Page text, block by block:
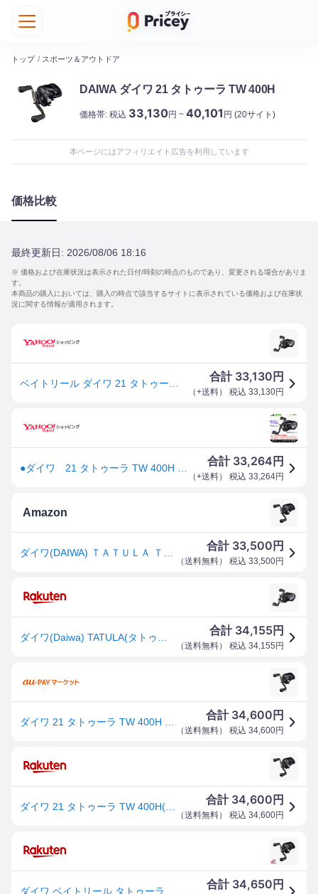
トップ / スポーツ＆アウトドア
DAIWA ダイワ 21 タトゥーラ TW 400H
価格帯: 税込 33,130円 ~ 40,101 円 (20サイト)
本ページにはアフィリエイト広告を利用しています
価格比較
最終更新日: 2026/08/06 18:16
※ 価格および在庫状況は表示された日付/時刻の時点のものであり、変更される場合がありま
す。
本商品の購入においては、購入の時点で該当するサイトに表示されている価格および在庫状
況に関する情報が適用されます。
合計 33,130 円
（+送料） 税込 33,130円
合計 33,264 円
（+送料） 税込 33,264円
Amazon
合計 33,500 円
（送料無料） 税込 33,500円
合計 34,155円
（送料無料） 税込 34,155 円
合計 34,600 円
（送料無料） 税込 34,600円
合計 34,600 円
（送料無料） 税込 34,600円
合計 34,650 円